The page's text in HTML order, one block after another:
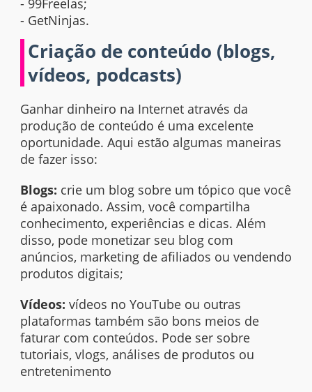
- GetNinjas.
Criação de conteúdo (blogs,
vídeos, podcasts)
Ganhar dinheiro na Internet através da
produção de conteúdo é uma excelente
oportunidade. Aqui estão algumas maneiras
de fazer isso:
Blogs: crie um blog sobre um tópico que você
é apaixonado. Assim, você compartilha
conhecimento, experiências e dicas. Além
disso, pode monetizar seu blog com
anúncios, marketing de afiliados ou vendendo
produtos digitais;
Vídeos:vídeos no YouTube ou outras
plataformas também são bons meios de
faturar com conteúdos. Pode ser sobre
tutoriais, vlogs, análises de produtos ou
entretenimento